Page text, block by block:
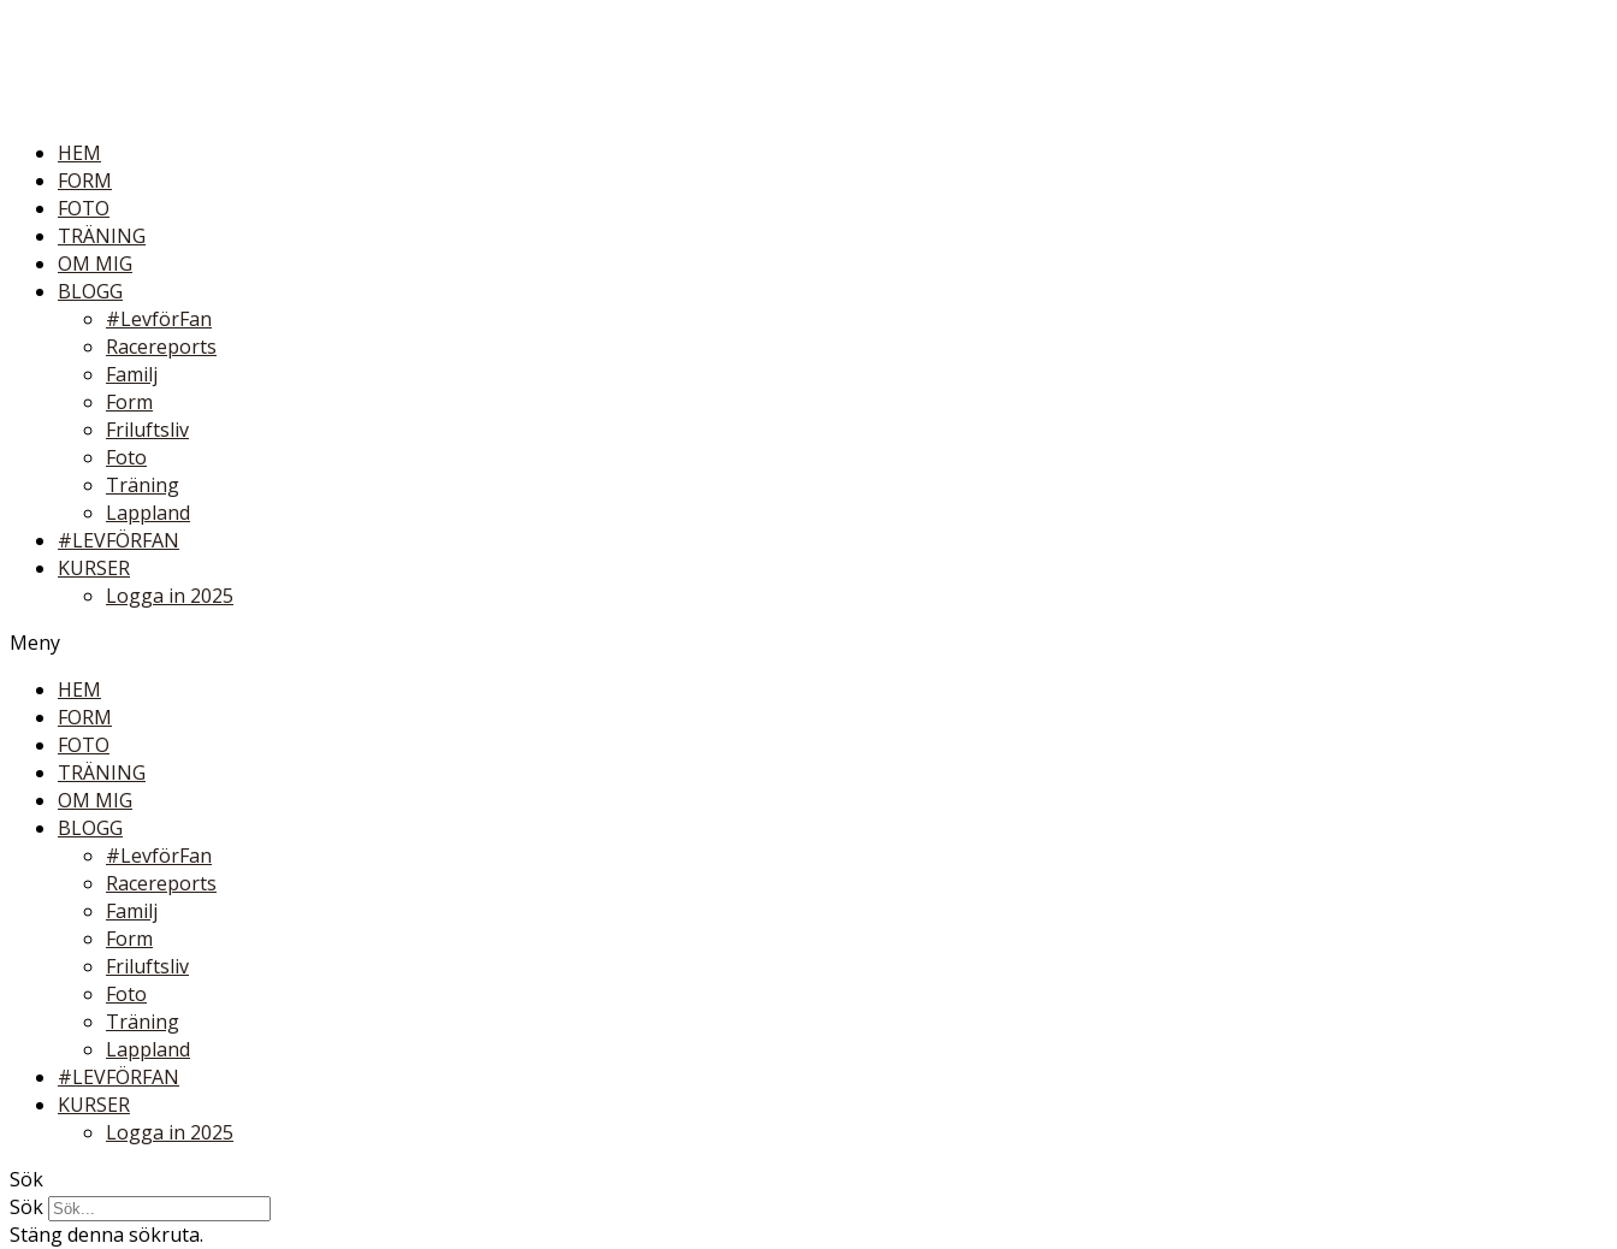
HEM
FORM
FOTO
TRÄNING
OM MIG
BLOGG
#LevförFan
Racereports
Familj
Form
Friluftsliv
Foto
Träning
Lappland
#LEVFÖRFAN
KURSER
Logga in 2025
Meny
HEM
FORM
FOTO
TRÄNING
OM MIG
BLOGG
#LevförFan
Racereports
Familj
Form
Friluftsliv
Foto
Träning
Lappland
#LEVFÖRFAN
KURSER
Logga in 2025
Sök
Sök
Stäng denna sökruta.